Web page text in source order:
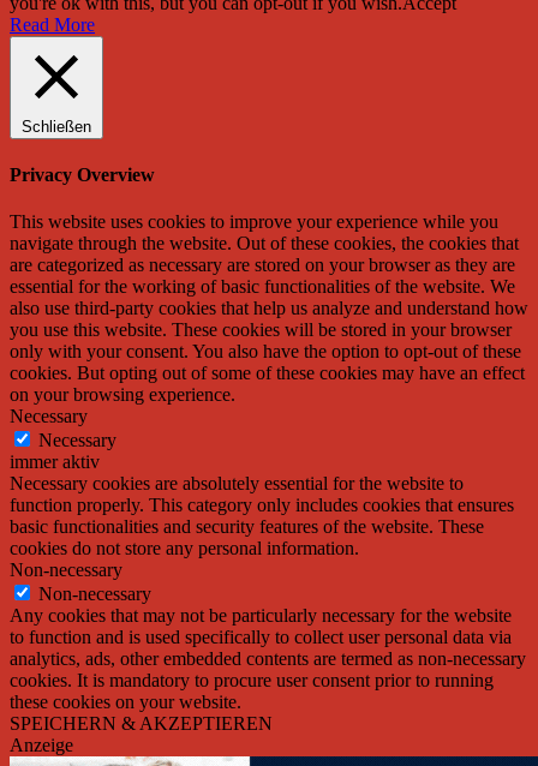
Read More
Schließen
Privacy Overview
This website uses cookies to improve your experience while you
navigate through the website. Out of these cookies, the cookies that
are categorized as necessary are stored on your browser as they are
essential for the working of basic functionalities of the website. We
also use third-party cookies that help us analyze and understand how
you use this website. These cookies will be stored in your browser
only with your consent. You also have the option to opt-out of these
cookies. But opting out of some of these cookies may have an effect
on your browsing experience.
Necessary
Necessary
immer aktiv
Necessary cookies are absolutely essential for the website to
function properly. This category only includes cookies that ensures
basic functionalities and security features of the website. These
cookies do not store any personal information.
Non-necessary
Non-necessary
Any cookies that may not be particularly necessary for the website
to function and is used specifically to collect user personal data via
analytics, ads, other embedded contents are termed as non-necessary
cookies. It is mandatory to procure user consent prior to running
these cookies on your website.
SPEICHERN & AKZEPTIEREN
Anzeige